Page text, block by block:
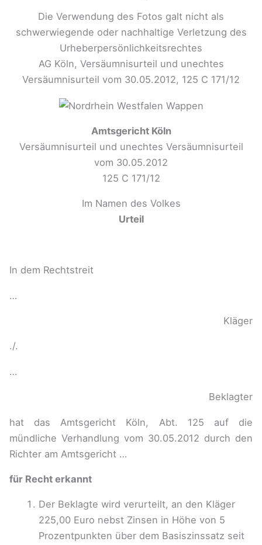
Die Verwendung des Fotos galt nicht als
schwerwiegende oder nachhaltige Verletzung des
Urheberpersönlichkeitsrechtes
AG Köln, Versäumnisurteil und unechtes
Versäumnisurteil vom 30.05.2012, 125 C 171/12
Amtsgericht Köln
Versäumnisurteil und unechtes Versäumnisurteil
vom 30.05.2012
125 C 171/12
Im Namen des Volkes
Urteil
In dem Rechtstreit
…
Kläger
./.
…
Beklagter
hat das Amtsgericht Köln, Abt. 125 auf die
mündliche Verhandlung vom 30.05.2012 durch den
Richter am Amtsgericht …
für Recht erkannt
Der Beklagte wird verurteilt, an den Kläger
225,00 Euro nebst Zinsen in Höhe von 5
Prozentpunkten über dem Basiszinssatz seit